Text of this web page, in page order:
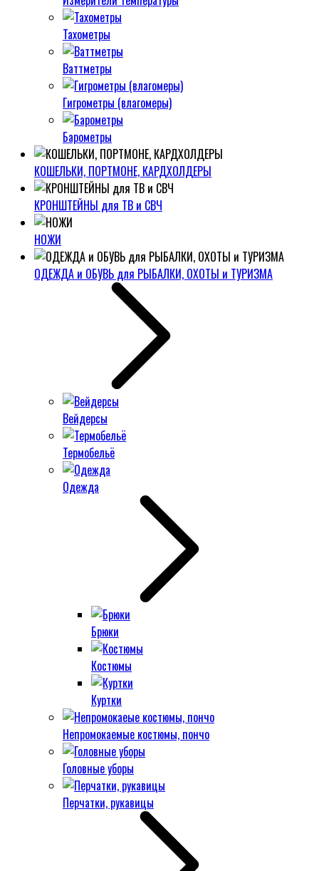
Тахометры
Ваттметры
Гигрометры (влагомеры)
Барометры
КОШЕЛЬКИ, ПОРТМОНЕ, КАРДХОЛДЕРЫ
КРОНШТЕЙНЫ для ТВ и СВЧ
НОЖИ
ОДЕЖДА и ОБУВЬ для РЫБАЛКИ, ОХОТЫ и ТУРИЗМА
Вейдерсы
Термобельё
Одежда
Брюки
Костюмы
Куртки
Непромокаемые костюмы, пончо
Головные уборы
Перчатки, рукавицы